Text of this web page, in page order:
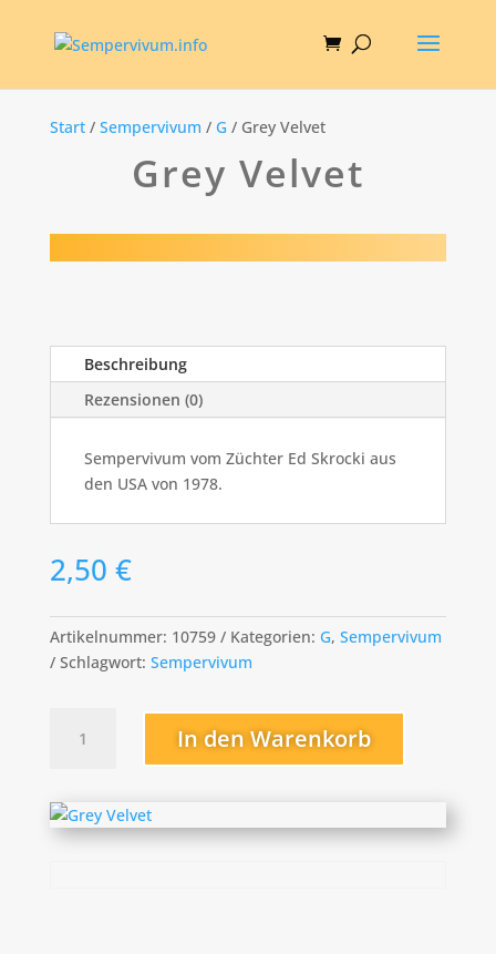
Start/ Sempervivum / G / Grey Velvet
Grey Velvet
Beschreibung
Rezensionen (0)
Sempervivum vom Züchter Ed Skrocki aus
den USA von 1978.
2,50 €
Artikelnummer: 10759 Kategorien: G, Sempervivum
Schlagwort: Sempervivum
Velvet
In den Warenkorb